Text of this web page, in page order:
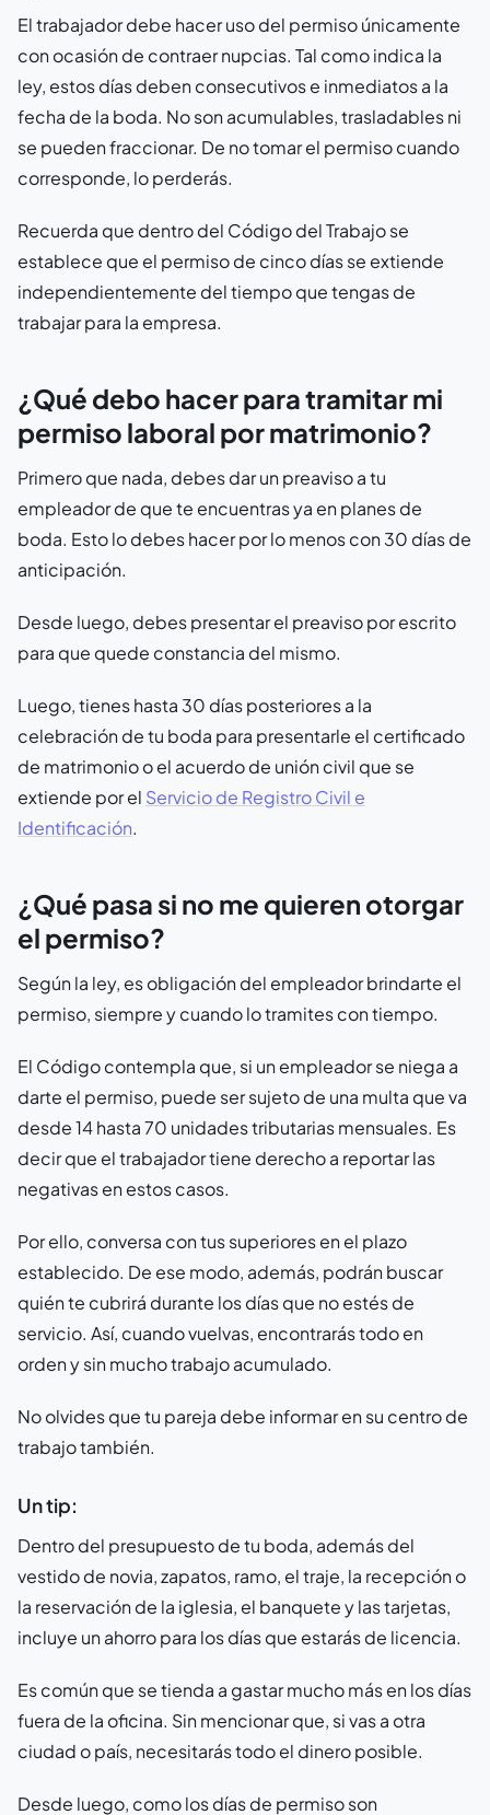
El trabajador debe hacer uso del permiso únicamente
con ocasión de contraer nupcias. Tal como indica la
ley, estos días deben consecutivos e inmediatos a la
fecha de la boda. No son acumulables, trasladables ni
se pueden fraccionar. De no tomar el permiso cuando
corresponde, lo perderás.
Recuerda que dentro del Código del Trabajo se
establece que el permiso de cinco días se extiende
independientemente del tiempo que tengas de
trabajar para la empresa.
¿Qué debo hacer para tramitar mi
permiso laboral por matrimonio?
Primero que nada, debes dar un preaviso a tu
empleador de que te encuentras ya en planes de
boda. Esto lo debes hacer por lo menos con 30 días de
anticipación.
Desde luego, debes presentar el preaviso por escrito
para que quede constancia del mismo.
Luego, tienes hasta 30 días posteriores a la
celebración de tu boda para presentarle el certificado
de matrimonio o el acuerdo de unión civil que se
extiende por el Servicio de Registro Civil e
Identificación.
¿Qué pasa si no me quieren otorgar
el permiso?
Según la ley, es obligación del empleador brindarte el
permiso, siempre y cuando lo tramites con tiempo.
El Código contempla que, si un empleador se niega a
darte el permiso, puede ser sujeto de una multa que va
desde 14 hasta 70 unidades tributarias mensuales. Es
decir que el trabajador tiene derecho a reportar las
negativas en estos casos.
Por ello, conversa con tus superiores en el plazo
establecido. De ese modo, además, podrán buscar
quién te cubrirá durante los días que no estés de
servicio. Así, cuando vuelvas, encontrarás todo en
orden y sin mucho trabajo acumulado.
No olvides que tu pareja debe informar en su centro de
trabajo también.
Un tip:
Dentro del presupuesto de tu boda, además del
vestido de novia, zapatos, ramo, el traje, la recepción o
la reservación de la iglesia, el banquete y las tarjetas,
incluye un ahorro para los días que estarás de licencia.
Es común que se tienda a gastar mucho más en los días
fuera de la oficina. Sin mencionar que, si vas a otra
ciudad o país, necesitarás todo el dinero posible.
Desde luego, como los días de permiso son